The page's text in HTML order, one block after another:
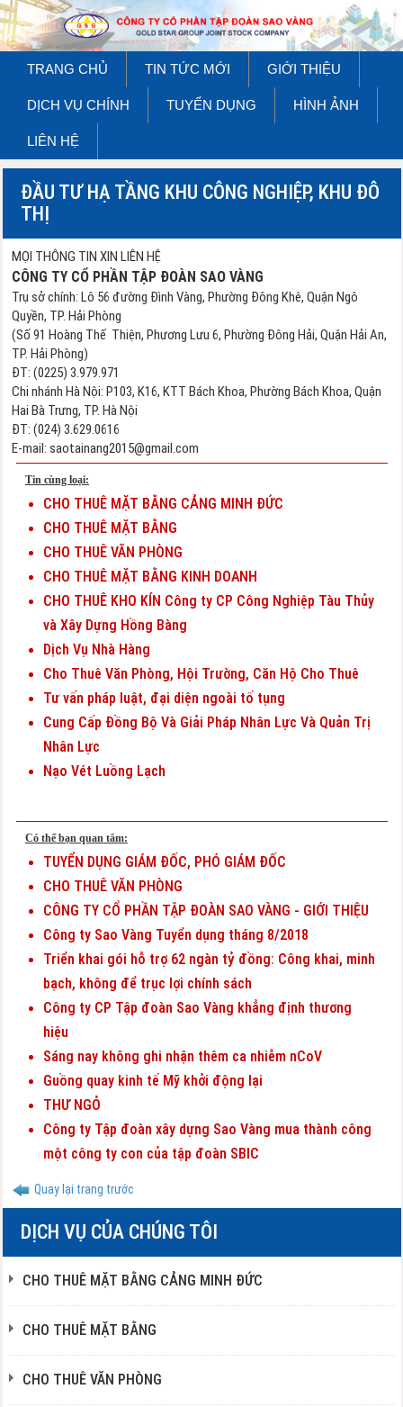
TRANG CHỦ TIN TỨC MỚI GIỚI THIỆU
DỊCH VỤ CHÍNH TUYỂN DỤNG HÌNH ẢNH
LIÊN HỆ
ĐẦU TƯ HẠ TẦNG KHU CÔNG NGHIỆP, KHU ĐÔ
THỊ
MỌI THÔNG TIN XIN LIÊN HỆ
CÔNG TY CỔ PHẦN TẬP ĐOÀN SAO VÀNG
Trụ sở chính: Lô 56 đường Đình Vàng, Phường Đông Khê, Quận Ngô
Quyền, TP. Hải Phòng
(Số 91 Hoàng Thế Thiện, Phương Lưu 6, Phường Đông Hải, Quận Hải An,
TP. Hải Phòng)
ĐT: (0225) 3.979.971
Chi nhánh Hà Nội: P103, K16, KTT Bách Khoa, Phường Bách Khoa, Quận
Hai Bà Trưng, TP. Hà Nội
ĐT: (024) 3.629.0616
E-mail: saotainang2015@gmail.com
Tin cùng loại:
CHO THUÊ MẶT BẰNG CẢNG MINH ĐỨC
CHO THUÊ MẶT BẰNG
CHO THUÊ VĂN PHÒNG
CHO THUÊ MẶT BẰNG KINH DOANH
CHO THUÊ KHO KÍN Công ty CP Công Nghiệp Tàu Thủy
và Xây Dựng Hồng Bàng
Dịch Vụ Nhà Hàng
Cho Thuê Văn Phòng, Hội Trường, Căn Hộ Cho Thuê
Tư vấn pháp luật, đại diện ngoài tố tụng
Cung Cấp Đồng Bộ Và Giải Pháp Nhân Lực Và Quản Trị
Nhân Lực
Nạo Vét Luồng Lạch
Có thể bạn quan tâm:
TUYỂN DỤNG GIÁM ĐỐC, PHÓ GIÁM ĐỐC
CHO THUÊ VĂN PHÒNG
CÔNG TY CỔ PHẦN TẬP ĐOÀN SAO VÀNG - GIỚI THIỆU
Công ty Sao Vàng Tuyển dụng tháng 8/2018
Triển khai gói hỗ trợ 62 ngàn tỷ đồng: Công khai, minh
bạch, không để trục lợi chính sách
Công ty CP Tập đoàn Sao Vàng khẳng định thương
hiệu
Sáng nay không ghi nhận thêm ca nhiễm nCoV
Guồng quay kinh tế Mỹ khởi động lại
THƯ NGỎ
Công ty Tập đoàn xây dựng Sao Vàng mua thành công
một công ty con của tập đoàn SBIC
Quay lại trang trước
DỊCH VỤ CỦA CHÚNG TÔI
CHO THUÊ MẶT BẰNG CẢNG MINH ĐỨC
CHO THUÊ MẶT BẰNG
CHO THUÊ VĂN PHÒNG